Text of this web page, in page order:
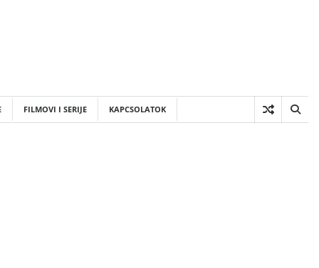
FILMOVI I SERIJE KAPCSOLATOK